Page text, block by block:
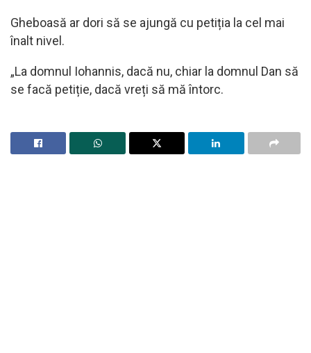
Gheboasă ar dori să se ajungă cu petiția la cel mai
înalt nivel.
„La domnul Iohannis, dacă nu, chiar la domnul Dan să
se facă petiție, dacă vreți să mă întorc.